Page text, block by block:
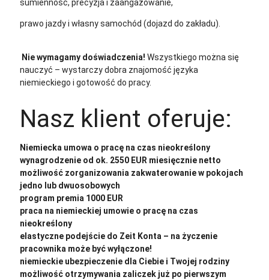
sumienność, precyzja i zaangażowanie,
prawo jazdy i własny samochód (dojazd do zakładu).
Nie wymagamy doświadczenia! Wszystkiego można się
nauczyć – wystarczy dobra znajomość języka
niemieckiego i gotowość do pracy.
Nasz klient oferuje:
Niemiecka umowa o pracę na czas nieokreślony
wynagrodzenie od ok. 2550 EUR miesięcznie netto
możliwość zorganizowania zakwaterowanie w pokojach
jedno lub dwuosobowych
program premia 1000 EUR
praca na niemieckiej umowie o pracę na czas
nieokreślony
elastyczne podejście do Zeit Konta – na życzenie
pracownika może być wyłączone!
niemieckie ubezpieczenie dla Ciebie i Twojej rodziny
możliwość otrzymywania zaliczek już po pierwszym